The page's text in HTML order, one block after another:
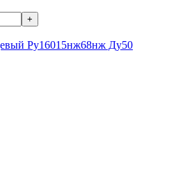
+
15нж68нж Ду50